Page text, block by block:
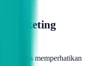
Marketing
harus memperhatikan